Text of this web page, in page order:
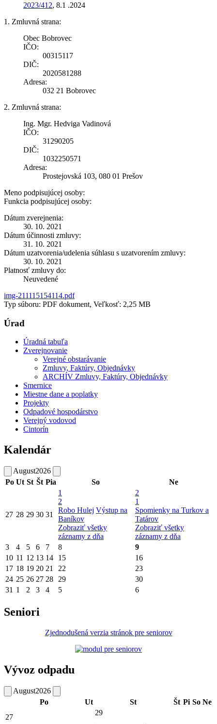
2023/412, 8.1 .2024
1. Zmluvná strana:
Obec Bobrovec
IČO:
00315117
DIČ:
2020581288
Adresa:
032 21 Bobrovec
2. Zmluvná strana:
Ing. Mgr. Hedviga Vadinová
IČO:
31290205
DIČ:
1032250571
Adresa:
Prostejovská 103, 080 01 Prešov
Meno podpisujúcej osoby:
Funkcia podpisujúcej osoby:
Dátum zverejnenia:
30. 10. 2021
Dátum účinnosti zmluvy:
31. 10. 2021
Dátum uzatvorenia/udelenia súhlasu s uzatvorením zmluvy:
30. 10. 2021
Platnosť zmluvy do:
Neuvedené
img-211115154114.pdf
Typ súboru: PDF dokument, Veľkosť: 2,25 MB
Úrad
Úradná tabuľa
Zverejnovanie
Verejné obstarávanie
Zmluvy, Faktúry, Objednávky
ARCHÍV Zmluvy, Faktúry, Objednávky
Smernice
Miestne dane a poplatky
Projekty
Odpadové hospodárstvo
Verejný vodovod
Cintorín
Kalendár
August2026
Po Ut St Št Pia So Ne
27 28 29 30 31
1
2
Robo Hulej Výstup na
Baníkov
Zobraziť všetky
záznamy z dňa
2
1
Spomienky na Turkov a
Tatárov
Zobraziť všetky
záznamy z dňa
3
4 5 6 7 8
9
10 11 12 13 14 15
16
17 18 19 20 21 22
23
24 25 26 27 28 29
30
31 1 2 3 4 5 6
Seniori
Zjednodušená verzia stránok pre seniorov
Vývoz odpadu
August2026
Po
Ut St Št Pi So Ne
27
29